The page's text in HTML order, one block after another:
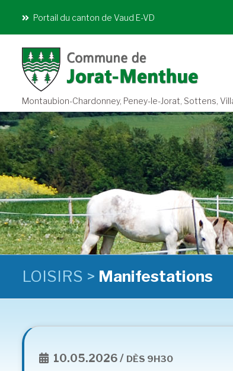
Portail du canton de Vaud E-VD
Montaubion-Chardonney, Peney-le-Jorat, Sottens,
LOISIRS > Manifestations
10.05.2026 / DÈS 9H30